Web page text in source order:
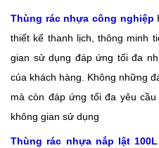
Thùng rác nhựa công nghiệp
thiết kế thanh lịch, thông minh
gian sử dụng đáp ứng tối đa
của khách hàng. Không những
mà còn đáp ứng tối đa yêu
không gian sử dụng
Thùng rác nhựa nắp lật 100L